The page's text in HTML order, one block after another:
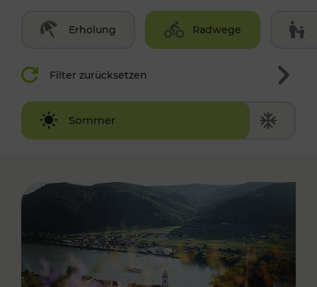
Erholung Radwege
Filter zurücksetzen
Sommer
Winter